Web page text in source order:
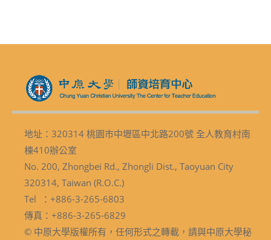
地址：320314 桃園市中壢區中北路200號 全人教育村南
棟410辦公室
No. 200, Zhongbei Rd., Zhongli Dist., Taoyuan City
320314, Taiwan (R.O.C.)
Tel ：+886-3-265-6803
傳真：+886-3-265-6829
© 中原大學版權所有，任何形式之轉載，請與中原大學秘